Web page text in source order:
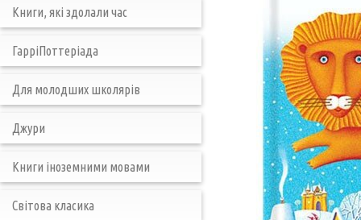
Книги, які здолали час
ГарріПоттеріада
Для молодших школярів
Джури
Книги іноземними мовами
Світова класика